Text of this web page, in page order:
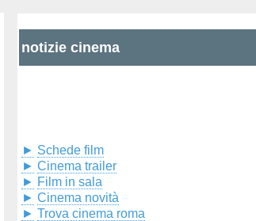
notizie cinema
► Schede film
► Cinema trailer
► Film in sala
► Cinema novità
► Trova cinema roma